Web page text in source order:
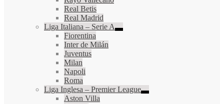
Real Betis
Real Madrid
Liga Italiana – Serie A
Fiorentina
Inter de Milán
Juventus
Milan
Napoli
Roma
Liga Inglesa – Premier League
Aston Villa